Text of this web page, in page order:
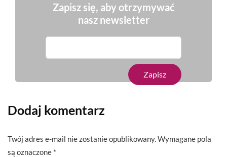
Zapisz się, aby otrzymywać
nasz newsletter
Dodaj komentarz
Twój adres e-mail nie zostanie opublikowany. Wymagane pola
są oznaczone *